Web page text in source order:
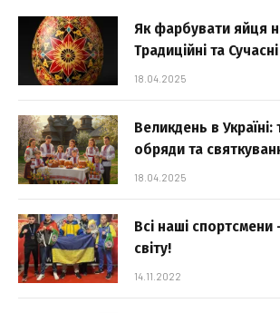
Як фарбувати яйця
Традиційні та
18.04.2025
Великдень в Україні:
обряди та
18.04.2025
Всі наші спортсмени
світу!
14.11.2022